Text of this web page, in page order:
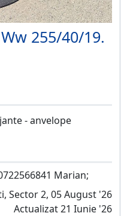
255/40/19.
- anvelope
Marian;
Sector 2, 05 August '26
Actualizat 21 Iunie '26